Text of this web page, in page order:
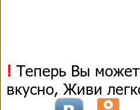
! Теперь Вы
вкусно, Живи